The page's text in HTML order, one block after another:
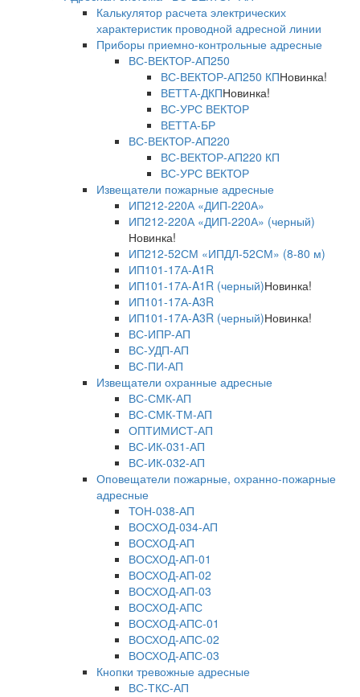
Калькулятор расчета электрических
характеристик проводной адресной линии
Приборы приемно-контрольные адресные
ВС-ВЕКТОР-АП250
ВС-ВЕКТОР-АП250 КПНовинка!
ВЕТТА-ДКПНовинка!
ВС-УРС ВЕКТОР
ВЕТТА-БР
ВС-ВЕКТОР-АП220
ВС-ВЕКТОР-АП220 КП
ВС-УРС ВЕКТОР
Извещатели пожарные адресные
ИП212-220А «ДИП-220А»
ИП212-220А «ДИП-220А» (черный)
Новинка!
ИП212-52СМ «ИПДЛ-52СМ» (8-80 м)
ИП101-17А-A1R
ИП101-17А-A1R (черный)Новинка!
ИП101-17А-A3R
ИП101-17А-A3R (черный)Новинка!
ВС-ИПР-АП
ВС-УДП-АП
ВС-ПИ-АП
Извещатели охранные адресные
ВС-СМК-АП
ВС-СМК-ТМ-АП
ОПТИМИСТ-АП
ВС-ИК-031-АП
ВС-ИК-032-АП
Оповещатели пожарные, охранно-пожарные
адресные
ТОН-038-АП
ВОСХОД-034-АП
ВОСХОД-АП
ВОСХОД-АП-01
ВОСХОД-АП-02
ВОСХОД-АП-03
ВОСХОД-АПС
ВОСХОД-АПС-01
ВОСХОД-АПС-02
ВОСХОД-АПС-03
Кнопки тревожные адресные
ВС-ТКС-АП